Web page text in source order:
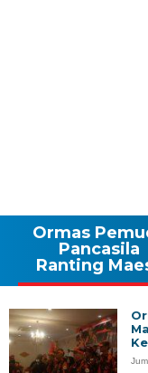
Ormas
Pancasila
Ranting